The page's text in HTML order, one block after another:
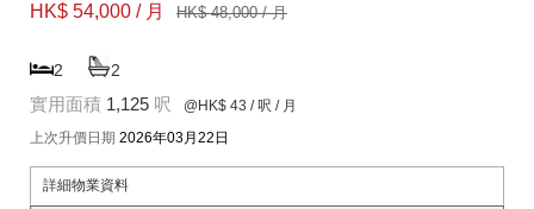
HK$ 54,000 / 月
HK$ 48,000 / 月
2 2
實用面積 1,125 呎 @HK$ 43 / 呎 / 月
上次升價日期 2026年03月22日
詳細物業資料